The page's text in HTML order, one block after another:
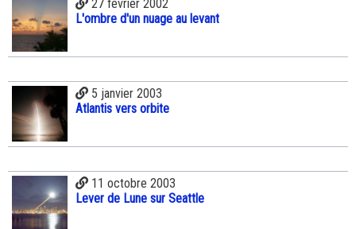
27 février 2002
L'ombre d'un nuage au levant
5 janvier 2003
Atlantis vers orbite
11 octobre 2003
Lever de Lune sur Seattle